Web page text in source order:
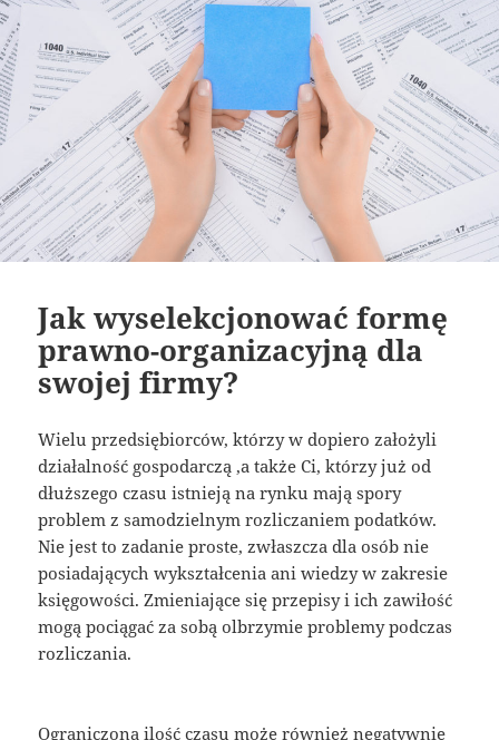
Jak wyselekcjonować formę
prawno-organizacyjną dla
swojej firmy?
Wielu przedsiębiorców, którzy w dopiero założyli
działalność gospodarczą ,a także Ci, którzy już od
dłuższego czasu istnieją na rynku mają spory
problem z samodzielnym rozliczaniem podatków.
Nie jest to zadanie proste, zwłaszcza dla osób nie
posiadających wykształcenia ani wiedzy w zakresie
księgowości. Zmieniające się przepisy i ich zawiłość
mogą pociągać za sobą olbrzymie problemy podczas
rozliczania.
Ograniczona ilość czasu może również negatywnie